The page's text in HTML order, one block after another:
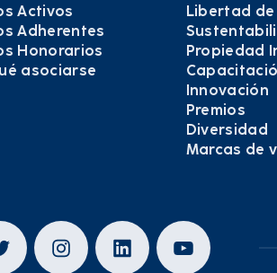
Activos
Adherentes
Honorarios
asociarse
Libertad de
Propiedad
Innovación
Premios
Diversidad
Marcas de
Instagram
LinkedInYouTube